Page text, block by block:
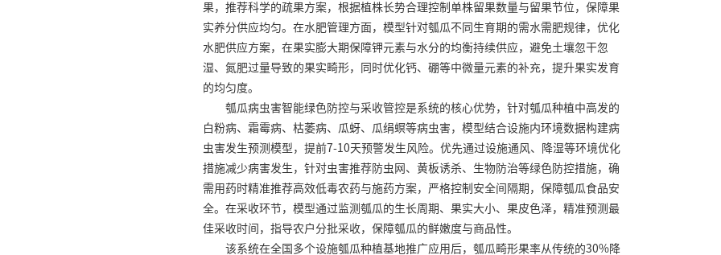
果，推荐科学的疏果方案，根据植株长势合理控制单株留果数量与留果节位，保障果
实养分供应均匀。在水肥管理方面，模型针对瓠瓜不同生育期的需水需肥规律，优化
水肥供应方案，在果实膨大期保障钾元素与水分的均衡持续供应，避免土壤忽干忽
湿、氮肥过量导致的果实畸形，同时优化钙、硼等中微量元素的补充，提升果实发育
的均匀度。
瓠瓜病虫害智能绿色防控与采收管控是系统的核心优势，针对瓠瓜种植中高发的
白粉病、霜霉病、枯萎病、瓜蚜、瓜绢螟等病虫害，模型结合设施内环境数据构建病
虫害发生预测模型，提前7-10天预警发生风险。优先通过设施通风、降湿等环境优化
措施减少病害发生，针对虫害推荐防虫网、黄板诱杀、生物防治等绿色防控措施，确
需用药时精准推荐高效低毒农药与施药方案，严格控制安全间隔期，保障瓠瓜食品安
全。在采收环节，模型通过监测瓠瓜的生长周期、果实大小、果皮色泽，精准预测最
佳采收时间，指导农户分批采收，保障瓠瓜的鲜嫩度与商品性。
该系统在全国多个设施瓠瓜种植基地推广应用后，瓠瓜畸形果率从传统的30%降